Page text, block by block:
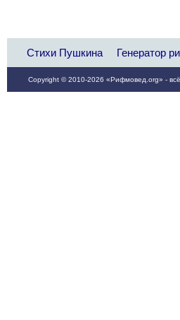
Стихи Пушкина Генератор
Copyright © 2010-2026 «Рифмовед.org» - всё